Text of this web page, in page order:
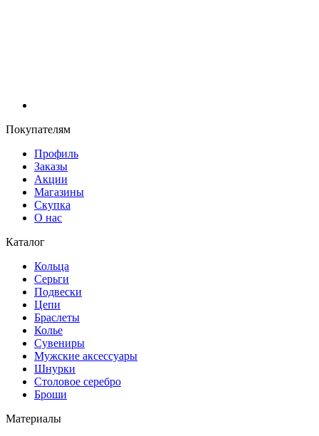
Покупателям
Профиль
Заказы
Акции
Магазины
Скупка
О нас
Каталог
Кольца
Серьги
Подвески
Цепи
Браслеты
Колье
Сувениры
Мужские аксессуары
Шнурки
Столовое серебро
Броши
Материалы